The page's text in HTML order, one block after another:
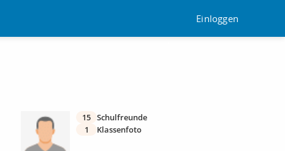
Einloggen
15 Schulfreunde
1
Klassenfoto